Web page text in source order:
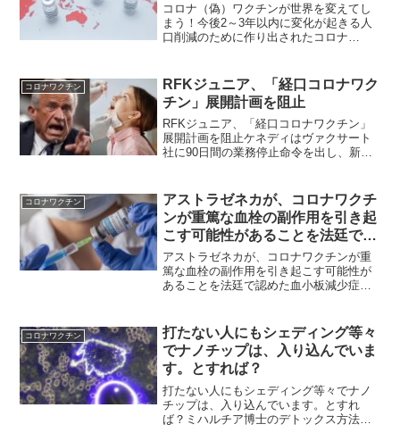
コロナ（偽）ワクチンが世界を変えてし
まう！今後2～3年以内に変化が起きる人
口削減のために作り出されたコロナ
ょうね。特にｍRNA偽ワクチンは接種者
の遺伝子まで変えてしまい、...
コロナワクチン
RFKジュニア、「経口コロナワク
チン」展開計画を阻止
RFKジュニア、「経口コロナワクチン」
展開計画を阻止ケネディはヴァクサート
社に90日間の業務停止命令を出し、新製
ニア長官が、「経口コビド（コロナ）・
ワクチン 」を一般に普...
コロナワクチン
アストラゼネカが、コロナワクチ
ンが重篤な血栓の副作用を引き起
こす可能性があることを法廷で認
めた
アストラゼネカが、コロナワクチンが重
篤な血栓の副作用を引き起こす可能性が
あることを法廷で認めた血小板減少症を
ストラゼネカが、コロナワクチン注射剤
が重篤な血栓の副作用を引...
コロナワクチン
打たない人にもシェディング等々
でナノチップは、入り込んでいま
す。とすれば？
打たない人にもシェディング等々でナノ
チップは、入り込んでいます。とすれ
ば？ミハルチア博士のデトックス方法に